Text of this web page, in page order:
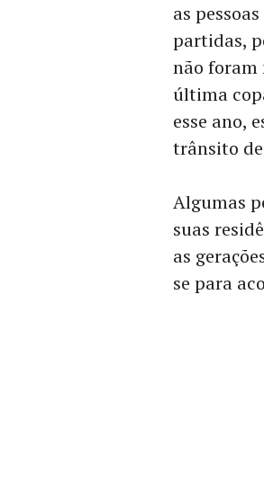
as
partidas,
não foram
última
esse ano,
trânsito de
Algumas
suas
as
se para